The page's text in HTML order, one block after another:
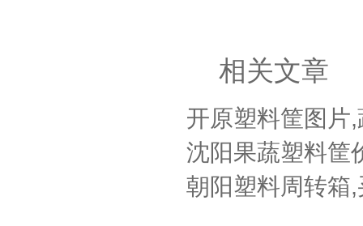
相关文章
开原塑料筐图片
沈阳果蔬塑料筐
朝阳塑料周转箱